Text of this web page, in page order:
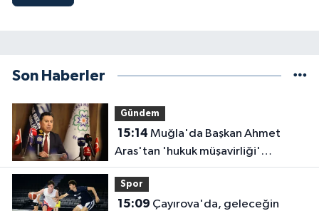
Son Haberler
Gündem
15:14
Aras'tan 'hukuk müşavirliği'
açıklaması
Spor
15:09